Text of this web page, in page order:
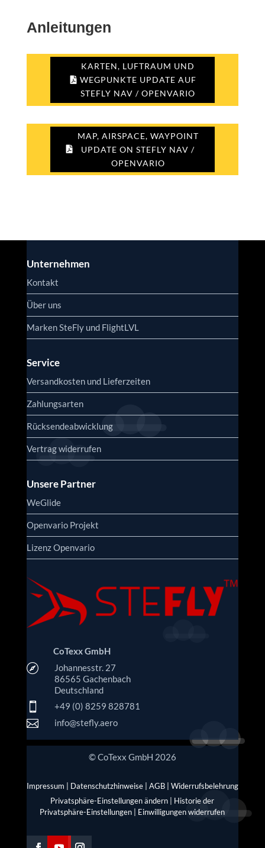
Anleitungen
KARTEN, LUFTRAUM UND
WEGPUNKTE UPDATE AUF
STEFLY NAV / OPENVARIO
MAP, AIRSPACE, WAYPOINT
UPDATE ON STEFLY NAV /
OPENVARIO
Unternehmen
Kontakt
Über uns
Marken SteFly und FlightLVL
Service
Versandkosten und Lieferzeiten
Zahlungsarten
Rücksendeabwicklung
Vertrag widerrufen
Unsere Partner
WeGlide
Openvario Projekt
Lizenz Openvario
CoTexx GmbH

Johannesstr. 27
86565 Gachenbach
Deutschland
 +49 (0) 8259 828781
 info@stefly.aero
© CoTexx GmbH 2026
Impressum Datenschutzhinweise| AGB| Widerrufsbelehrung
Privatsphäre-Einstellungen ändern
Historie der
Privatsphäre-Einstellungen
Einwilligungen widerrufen